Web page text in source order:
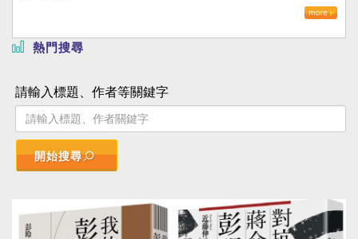
熱門搜尋
請輸入標題、作者等關鍵字
開始搜尋